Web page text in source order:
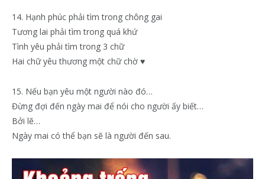
14. Hạnh phúc phải tìm trong chông gai
Tương lai phải tìm trong quá khứ
Tình yêu phải tìm trong 3 chữ
Hai chữ yêu thương một chữ chờ ♥
15. Nếu bạn yêu một người nào đó…
Đừng đợi đến ngày mai để nói cho người ấy biết…
Bởi lẽ…
Ngày mai có thể bạn sẽ là người đến sau.